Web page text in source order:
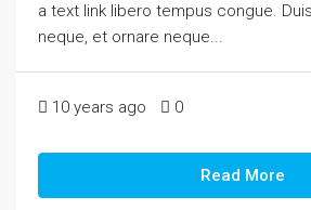
a text link libero tempus congue.
neque, et ornare neque...
10 years ago 0
Read More